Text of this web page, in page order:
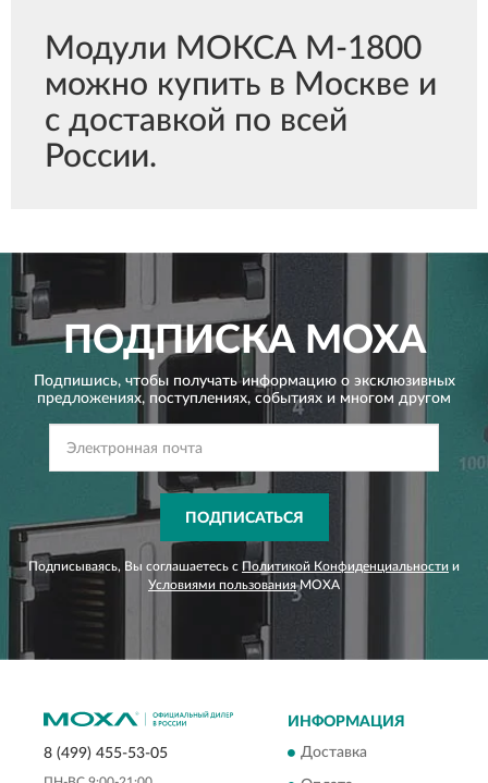
Модули МОКСА M-1800
можно купить в Москве и
с доставкой по всей
России.
ПОДПИСКАMOXA
Подпишись, чтобы получать информацию о эксклюзивных
предложениях, поступлениях, событиях и многом другом
ПОДПИСАТЬСЯ
Подписываясь, Вы соглашаетесь с Политикой Конфиденциальности и
Условиями пользованияMOXA
8 (499) 455-53-05
ИНФОРМАЦИЯ
Доставка